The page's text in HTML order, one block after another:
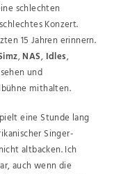
schlechten
Konzert.
15 Jahren erinnern.
,NAS, Idles,
und
mithalten.
eine Stunde lang
Singer-
altbacken. Ich
auch wenn die